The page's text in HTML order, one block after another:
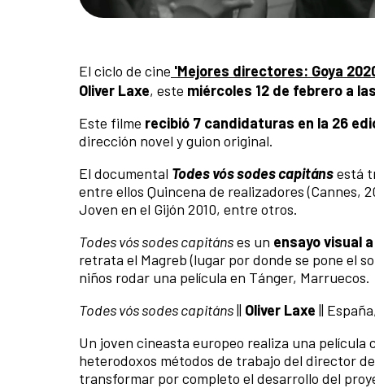
El ciclo de cine 'Mejores directores: Goya
Oliver Laxe, este miércoles 12 de febrero a
Este filme recibió 7 candidaturas en la 26
dirección novel y guion original.
El documental Todes vós sodes capitánsestá
entre ellos Quincena de realizadores (Cannes,
Joven en el Gijón 2010, entre otros.
Todes vós sodes capitánses un ensayo visual
retrata el Magreb (lugar por donde se pone el
niños rodar una película en Tánger, Marruecos.
Todes vós sodes capitáns|| Oliver Laxe ||
Un joven cineasta europeo realiza una
heterodoxos métodos de trabajo del director
transformar por completo el desarrollo del